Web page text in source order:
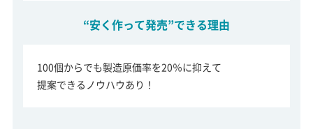
“安く作って発売”できる理由
100個からでも製造原価率を20％に抑えて
提案できるノウハウあり！